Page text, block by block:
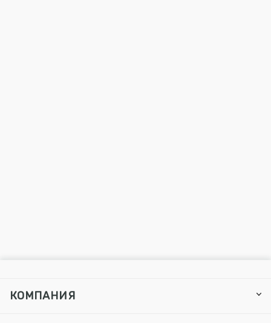
КОМПАНИЯ